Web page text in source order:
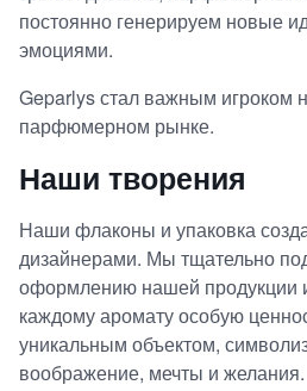
постоянно генерируем новые
эмоциями.
Geparlys стал важным игроком
парфюмерном рынке.
Наши творения
Наши флаконы и упаковка
дизайнерами. Мы тщательно
оформлению нашей продукции
каждому аромату особую
уникальным объектом,
воображение, мечты и желания.